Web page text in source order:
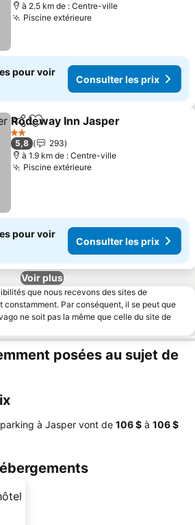
à 2.5 km de : Centre-ville
Piscine extérieureConsulter les prix
pour voir
Consulter les prix
PartagerAjouter à mes favoris
Rodeway Inn Jasper
2 Étoiles
5,8
293
à 1.9 km de : Centre-ville
Piscine extérieureConsulter les prix
pour voir
Consulter les prix
Voir plus
que nous recevons des sites de
constamment. Par conséquent, il se peut que
ne soit pas la même que celle du site de
posées au sujet de
à Jasper vont de ‎106 $ à ‎106 $